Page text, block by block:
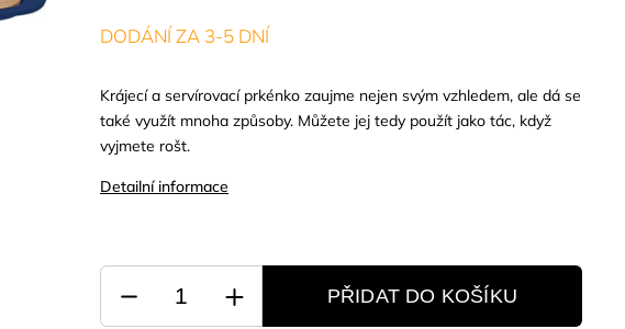
Krájecí a servírovací prkénko zaujme nejen svým vzhledem, ale dá se
také využít mnoha způsoby. Můžete jej tedy použít jako tác, když
vyjmete rošt.
Detailní informace
DODÁNÍ ZA 3-5 DNÍ
PŘIDAT DO KOŠÍKU